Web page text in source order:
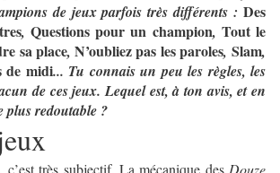
de jeux parfois très différents : Des
, Questions pour un champion, Tout le
sa place,N’oubliez pas les paroles,Slam,
de midi... Tu connais un peu les règles, les
de ces jeux. Lequel est, à ton avis, et en
plus redoutable ?
très subjectif. La mécanique des Douze